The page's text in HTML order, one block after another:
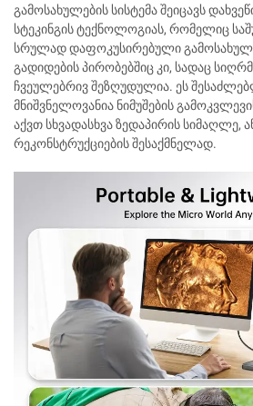
გამოსახულების სისტემა შეიცავს
სტეკინგის ტექნოლოგიას, რომელიც
სრულად დაფოკუსირებული
გადიდების პირობებშიც კი, სადაც
ჩვეულებრივ შეზღუდულია. ეს
მნიშვნელოვანია ნიმუშების
აქვთ სხვადასხვა ზედაპირის სიმაღლე,
რეკონსტრუქციების შესაქმნელად.